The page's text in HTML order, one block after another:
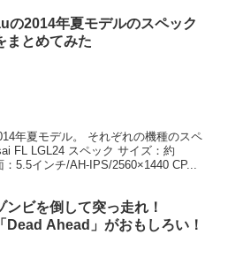
の2014年夏モデルのスペック
まとめてみた
年夏モデル。 それぞれの機種のスペ
FL LGL24 スペック サイズ：約
5.5インチ/AH-IPS/2560×1440 CP...
ンビを倒して突っ走れ！
「Dead Ahead」がおもしろい！